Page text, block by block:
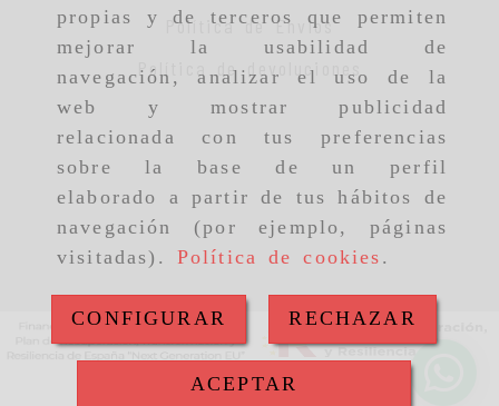
propias y de terceros que permiten
mejorar la usabilidad de
navegación, analizar el uso de la
web y mostrar publicidad
relacionada con tus preferencias
sobre la base de un perfil
elaborado a partir de tus hábitos de
navegación (por ejemplo, páginas
visitadas). Política de cookies .
CONFIGURAR RECHAZAR
ACEPTAR
Política de Envios
Política de devoluciones